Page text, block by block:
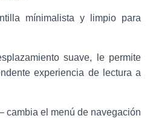
mínimalista y limpio para
suave, le permite
experiencia de lectura a
cambia el menú de navegación